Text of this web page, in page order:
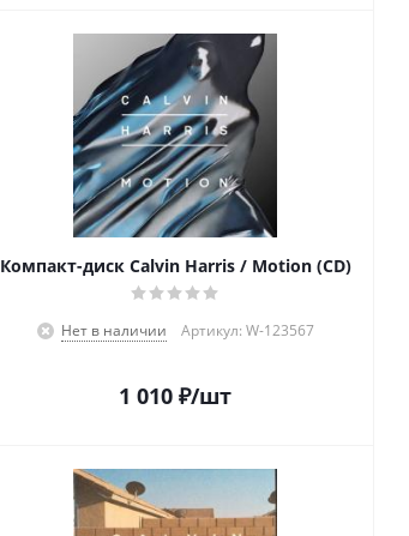
Компакт-диск Calvin Harris / Motion (CD)
Нет в наличии Артикул: W-123567
1 010 ₽/шт